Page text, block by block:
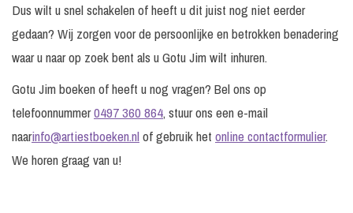
Dus wilt u snel schakelen of heeft u dit juist nog niet eerder
gedaan? Wij zorgen voor de persoonlijke en betrokken benadering
waar u naar op zoek bent als u Gotu Jim wilt inhuren.
Gotu Jim boeken of heeft u nog vragen? Bel ons op
telefoonnummer0497 360 864, stuur ons een e-mail
naarinfo@artiestboeken.nlof gebruik het online contactformulier.
We horen graag van u!